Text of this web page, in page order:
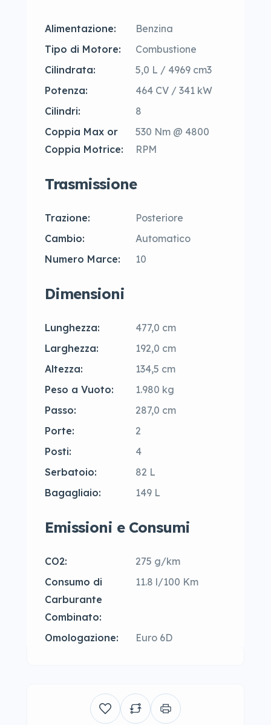
Alimentazione:
Benzina
Tipo di Motore:
Combustione
Cilindrata:
5,0 L / 4969 cm3
Potenza:
464 CV / 341 kW
Cilindri:
8
Coppia Max or
Coppia Motrice:
530 Nm @ 4800
RPM
Trasmissione
Trazione:
Posteriore
Cambio:
Automatico
Numero Marce:
10
Dimensioni
Lunghezza:
477,0 cm
Larghezza:
192,0 cm
Altezza:
134,5 cm
Peso a Vuoto:
1.980 kg
Passo:
287,0 cm
Porte:
2
Posti:
4
Serbatoio:
82 L
Bagagliaio:
149 L
Emissioni e Consumi
CO2:
275 g/km
Consumo di
Carburante
Combinato:
11.8 l/100 Km
Omologazione: Euro 6D